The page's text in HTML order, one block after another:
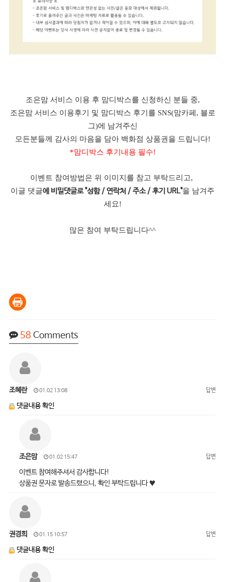
조은맘 서비스 이용 후 맘디박스를 신청하신 분들 중,
조은맘 서비스 이용후기 및 맘디박스 후기를 SNS(맘카페, 블로
그)에 남겨주신
모든분들께 감사의 마음을 담아 백화점 상품권을 드립니다!
*맘디박스 후기내용 필수!
이벤트 참여방법은 위 이미지를 참고 부탁드리고,
이글 댓글에 비밀댓글로 "성함 / 연락처 / 주소 / 후기 URL"을 남겨주
세요!
많은 참여 부탁드립니다^^
58 Comments
조혜란 01.02 13:08 답변
댓글내용 확인
조은맘 01.02 15:47 답변
이벤트 참여해주셔서 감사합니다!
상품권 문자로 발송드렸으니, 확인 부탁드립니다 ♥
권경희 01.15 10:57 답변
댓글내용 확인